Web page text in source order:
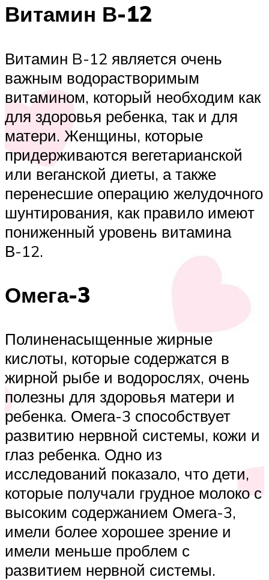
Витамин В-12
Витамин B-12 является очень
важным водорастворимым
витамином, который необходим как
для здоровья ребенка, так и для
матери. Женщины, которые
придерживаются вегетарианской
или веганской диеты, а также
перенесшие операцию желудочного
шунтирования, как правило имеют
пониженный уровень витамина
В-12.
Омега-3
Полиненасыщенные жирные
кислоты, которые содержатся в
жирной рыбе и водорослях, очень
полезны для здоровья матери и
ребенка. Омега-3 способствует
развитию нервной системы, кожи и
глаз ребенка. Одно из
исследований показало, что дети,
которые получали грудное молоко с
высоким содержанием Омега-3,
имели более хорошее зрение и
имели меньше проблем с
развитием нервной системы.